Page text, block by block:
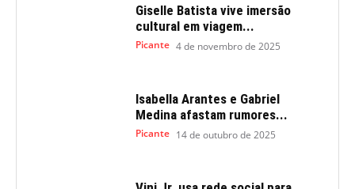
Giselle Batista vive imersão
cultural em viagem...
Picante 4 de novembro de 2025
Isabella Arantes e Gabriel
Medina afastam rumores...
Picante 14 de outubro de 2025